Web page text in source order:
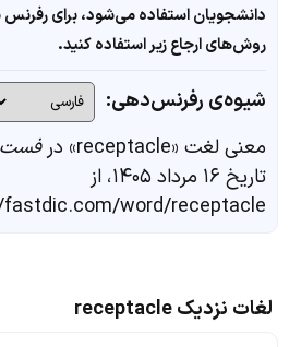
دانشجویان استفاده می‌شود، برای رفرنس
روش‌های ارجاع زیر استفاده کنید.
شیوه‌ی رفرنس‌دهی:
معنی لغت «receptacle» در
تاریخ ۱۶ مرداد ۱۴۰۵، از
word/receptacle
لغات نزدیک receptacle